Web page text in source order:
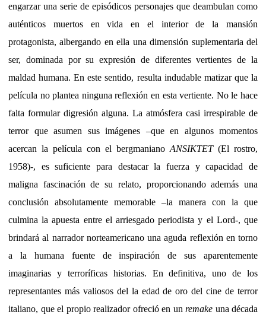
engarzar una serie de episódicos personajes que deambulan como
auténticos muertos en vida en el interior de la mansión
protagonista, albergando en ella una dimensión suplementaria del
ser, dominada por su expresión de diferentes vertientes de la
maldad humana. En este sentido, resulta indudable matizar que la
película no plantea ninguna reflexión en esta vertiente. No le hace
falta formular digresión alguna. La atmósfera casi irrespirable de
terror que asumen sus imágenes –que en algunos momentos
acercan la película con el bergmaniano ANSIKTET(El rostro,
1958)-, es suficiente para destacar la fuerza y capacidad de
maligna fascinación de su relato, proporcionando además una
conclusión absolutamente memorable –la manera con la que
culmina la apuesta entre el arriesgado periodista y el Lord-, que
brindará al narrador norteamericano una aguda reflexión en torno
a la humana fuente de inspiración de sus aparentemente
imaginarias y terroríficas historias. En definitiva, uno de los
representantes más valiosos del la edad de oro del cine de terror
italiano, que el propio realizador ofreció en un remake una década